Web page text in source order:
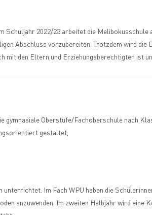
Schuljahr 2022/23 arbeitet die Melibokusschule
Abschluss vorzubereiten. Trotzdem wird die
mit den Eltern und Erziehungsberechtigten ist
gymnasiale Oberstufe/Fachoberschule nach
gestaltet,
Im Fach WPU haben die
anzuwenden. Im zweiten Halbjahr wird eine